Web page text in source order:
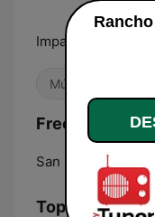
Imparables
Música mexicana
Frecuencias
San Marcos:
Top Canciones